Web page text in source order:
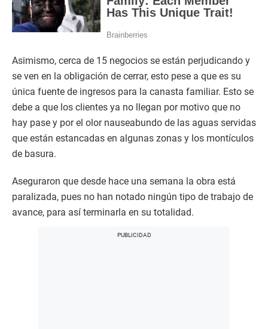
Asimismo, cerca de 15 negocios se están perjudicando y
se ven en la obligación de cerrar, esto pese a que es su
única fuente de ingresos para la canasta familiar. Esto se
debe a que los clientes ya no llegan por motivo que no
hay pase y por el olor nauseabundo de las aguas servidas
que están estancadas en algunas zonas y los montículos
de basura.
Aseguraron que desde hace una semana la obra está
paralizada, pues no han notado ningún tipo de trabajo de
avance, para así terminarla en su totalidad.